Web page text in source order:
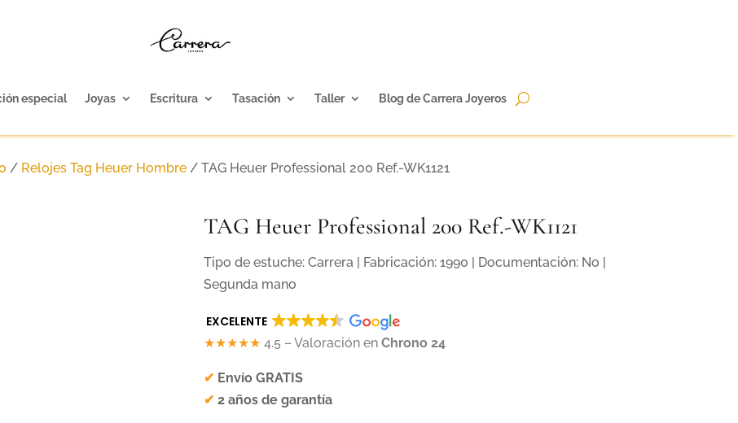
especial Joyas Escritura Tasación Taller Blog de Carrera Joyeros
/ Relojes Tag Heuer Hombre / TAG Heuer Professional 200 Ref.-WK1121
TAG Heuer Professional 200 Ref.-WK1121
Tipo de estuche: Carrera | Fabricación: 1990 | Documentación: No |
Segunda mano
EXCELENTE
★★★★★ 4.5 – Valoración enChrono 24
✔ Envío GRATIS
✔2 años de garantía